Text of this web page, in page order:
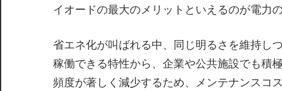
イオードの最大のメリットといえるのが電力
省エネ化が叫ばれる中、同じ明るさを維持し
稼働できる特性から、企業や公共施設でも積
頻度が著しく減少するため、メンテナンスコ